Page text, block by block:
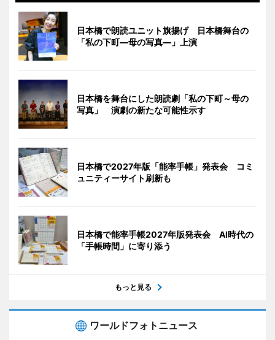
日本橋で朗読ユニット旗揚げ 日本橋舞台の
「私の下町―母の写真―」上演
日本橋を舞台にした朗読劇「私の下町～母の
写真」 演劇の新たな可能性示す
日本橋で2027年版「能率手帳」発表会 コミ
ュニティーサイト刷新も
日本橋で能率手帳2027年版発表会 AI時代の
「手帳時間」に寄り添う
もっと見る
ワールドフォトニュース